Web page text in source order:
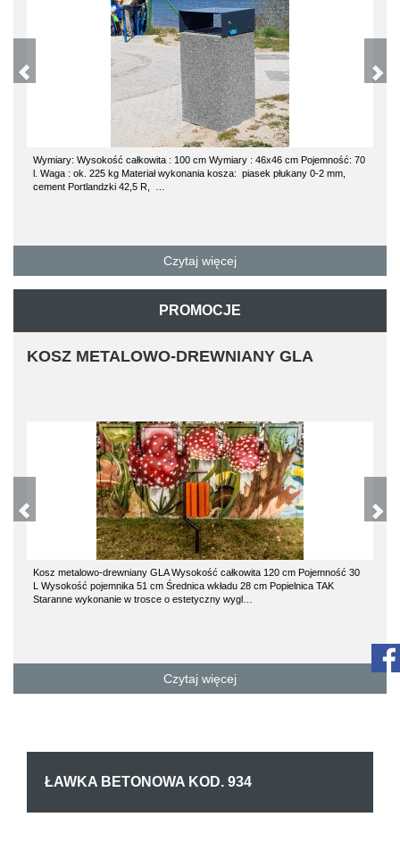
Wymiary: Wysokość całkowita : 100 cm Wymiary : 46x46 cm Pojemność: 70
l. Waga : ok. 225 kg Materiał wykonania kosza: piasek płukany 0-2 mm,
cement Portlandzki 42,5 R, …
Czytaj więcej
PROMOCJE
KOSZ METALOWO-DREWNIANY GLA
Kosz metalowo-drewniany GLA Wysokość całkowita 120 cm Pojemność 30
L Wysokość pojemnika 51 cm Średnica wkładu 28 cm Popielnica TAK
Staranne wykonanie w trosce o estetyczny wygl…
Czytaj więcej
ŁAWKA BETONOWA KOD. 934